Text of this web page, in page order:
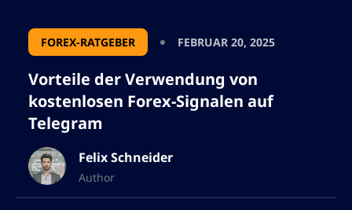
FOREX-RATGEBER FEBRUAR 20, 2025
Vorteile der Verwendung von
kostenlosen Forex-Signalen auf
Telegram
Felix Schneider
Author